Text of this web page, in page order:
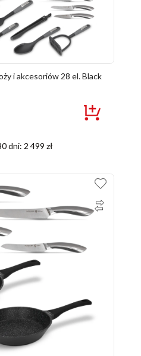
i akcesoriów 28 el. Black
dni: 2 499 zł